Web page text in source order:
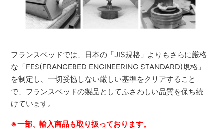
フランスベッドでは、日本の「JIS規格」よりもさらに厳格
な「FES(FRANCEBED ENGINEERING STANDARD)規格」
を制定し、一切妥協しない厳しい基準をクリアすること
で、フランスベッドの製品としてふさわしい品質を保ち続
けています。
※一部、輸入商品も取り扱っております。